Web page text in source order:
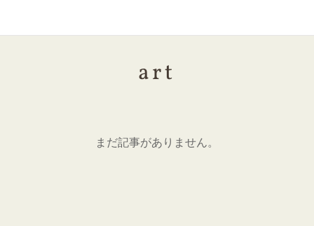
art
まだ記事がありません。